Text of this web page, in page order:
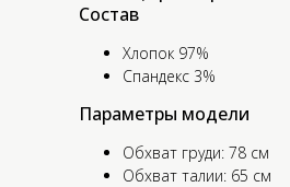
Состав
Хлопок 97%
Спандекс 3%
Параметры модели
Обхват груди: 78 см
Обхват талии: 65 см